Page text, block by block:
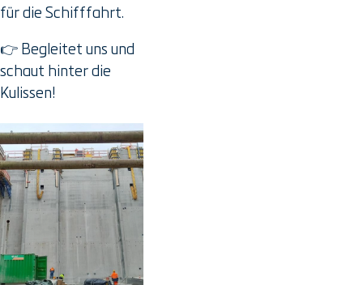
für die Schifffahrt.
👉 Begleitet uns und
schaut hinter die
Kulissen!